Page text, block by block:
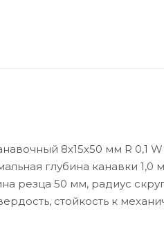
8x15x50 мм R 0,1
глубина канавки 1,0
резца 50 мм, радиус
стойкость к